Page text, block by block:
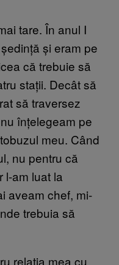
tare. În anul I
și eram pe
că trebuie să
stații. Decât să
să traversez
înțelegeam pe
meu. Când
nu pentru că
l-am luat la
aveam chef, mi-
trebuia să
relația mea cu